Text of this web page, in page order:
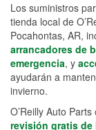
Los suministros
tienda local de
Pocahontas, AR,
arrancadores de
emergencia, y
ayudarán a
invierno.
O’Reilly Auto
revisión gratis de